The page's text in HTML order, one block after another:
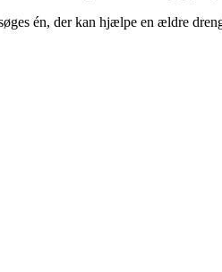
én, der kan hjælpe en ældre